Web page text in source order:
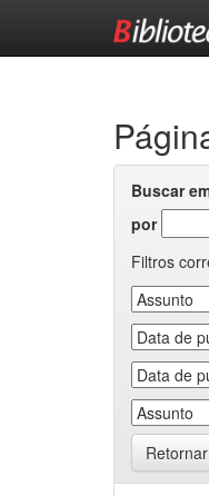
Buscar
por
Filtros